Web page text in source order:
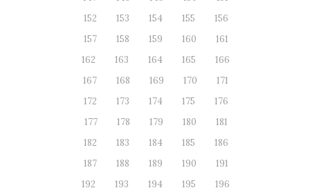
152
153 154 155
156
157
158 159 160
161
162
163 164 165
166
167
168 169 170
171
172
173 174 175
176
177
178 179 180
181
182
183 184 185
186
187
188 189 190
191
192
193 194 195
196